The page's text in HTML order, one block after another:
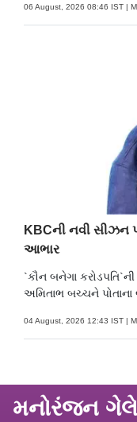
06 August, 2026 08:46 IST |
KBCની નવી સીઝન
આભાર
`કૌન બનેગા
અમિતાભ બચ્ચને પોતાના
04 August, 2026 12:43 IST |
મનોરંજન